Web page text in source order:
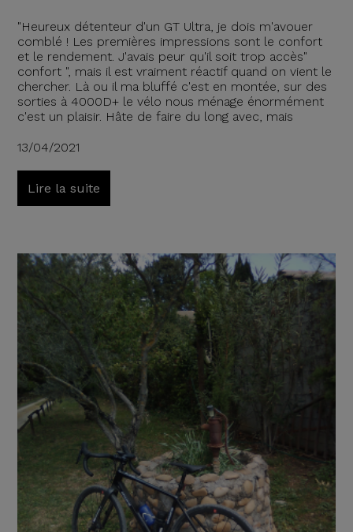
"Heureux détenteur d'un GT Ultra, je dois m'avouer
comblé ! Les premières impressions sont le confort
et le rendement. J'avais peur qu'il soit trop accès"
confort ", mais il est vraiment réactif quand on vient le
chercher. Là ou il ma bluffé c'est en montée, sur des
sorties à 4000D+ le vélo nous ménage énormément
c'est un plaisir. Hâte de faire du long avec, mais
13/04/2021
Lire la suite